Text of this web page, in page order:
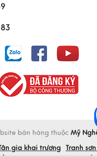
bán hàng thuộc Mỹ
gia khai trương Tranh